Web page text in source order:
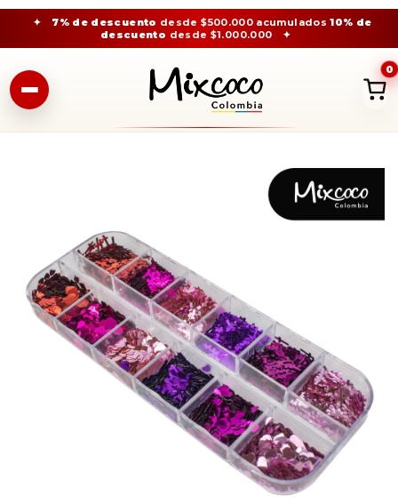
✦ 7% de descuento desde $500.000 acumulados10% de
descuento desde $1.000.000 ✦
0